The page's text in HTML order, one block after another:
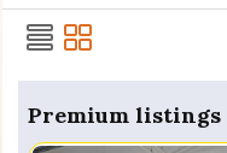
Premium listings